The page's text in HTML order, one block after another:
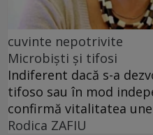
cuvinte nepotrivite
Microbiști și tifosi
Indiferent dacă s-a
tifoso sau în mod
confirmă vitalitatea
Rodica ZAFIU